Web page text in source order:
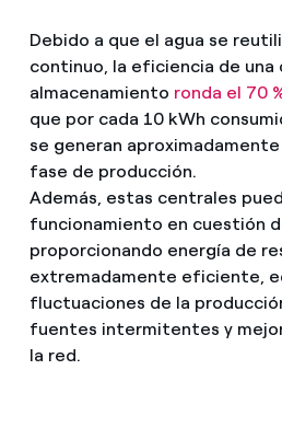
Debido a que el agua se
continuo, la eficiencia de una
almacenamiento ronda el 70
que por cada 10 kWh
se generan
fase de producción.
Además, estas centrales
funcionamiento en cuestión
proporcionando energía de
extremadamente eficiente,
fluctuaciones de la
fuentes intermitentes y
la red.